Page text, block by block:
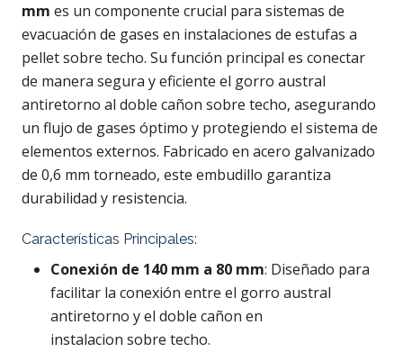
mm es un componente crucial para sistemas de
evacuación de gases en instalaciones de estufas a
pellet sobre techo. Su función principal es conectar
de manera segura y eficiente el gorro austral
antiretorno al doble cañon sobre techo, asegurando
un flujo de gases óptimo y protegiendo el sistema de
elementos externos. Fabricado en acero galvanizado
de 0,6 mm torneado, este embudillo garantiza
durabilidad y resistencia.
Características Principales:
Conexión de 140 mm a 80 mm: Diseñado para
facilitar la conexión entre el gorro austral
antiretorno y el doble cañon en
instalacion sobre techo.